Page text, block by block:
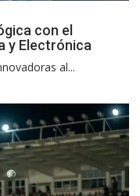
con el
y Electrónica
al...